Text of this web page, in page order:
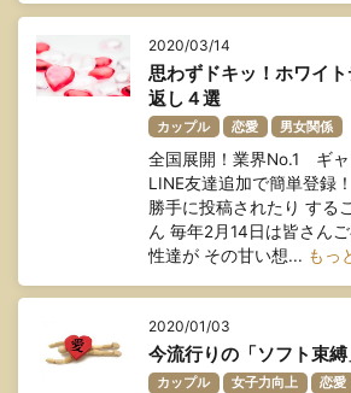
2020/03/14
思わずドキッ！ホワイ
返し４選
カップル 恋愛 男女関係
全国展開！業界No.1 ギ
LINE友達追加で簡単登録
勝手に投稿されたり する
ん 毎年2月14日は皆さん
性達が その甘い想... もっ
2020/01/03
今流行りの「ソフト束縛
カップル 女子力向上 恋愛